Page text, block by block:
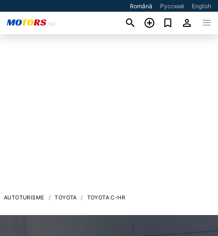
Română Русский English
AUTOTURISME TOYOTA TOYOTA C-HR